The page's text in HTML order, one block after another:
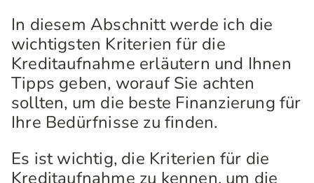
In diesem Abschnitt werde ich die
wichtigsten Kriterien für die
Kreditaufnahme erläutern und Ihnen
Tipps geben, worauf Sie achten
sollten, um die beste Finanzierung für
Ihre Bedürfnisse zu finden.
Es ist wichtig, die Kriterien für die
Kreditaufnahme zu kennen, um die